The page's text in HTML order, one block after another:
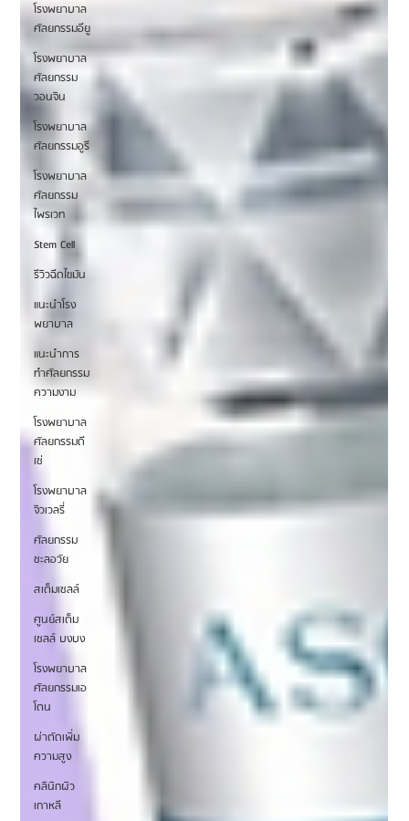
โรงพยาบาล
ศัลยกรรมอียู
โรงพยาบาล
ศัลยกรรม
วอนจิน
โรงพยาบาล
ศัลยกรรมอูรี
โรงพยาบาล
ศัลยกรรม
ไพรเวท
Stem Cell
รีวิวฉีดไขมัน
แนะนำโรง
พยาบาล
แนะนำการ
ทำศัลยกรรม
ความงาม
โรงพยาบาล
ศัลยกรรมดี
เซ่
โรงพยาบาล
จิวเวลรี่
ศัลยกรรม
ชะลอวัย
สเต็มเซลล์
ศูนย์สเต็ม
เซลล์ บงบง
โรงพยาบาล
ศัลยกรรมเอ
โตน
ผ่าตัดเพิ่ม
ความสูง
คลินิกผิว
เกาหลี